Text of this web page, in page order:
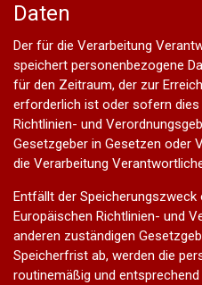
Daten
Der für die Verarbeitung
speichert personenbezogene
für den Zeitraum, der zur
erforderlich ist oder sofern dies
Richtlinien- und
Gesetzgeber in Gesetzen oder
die Verarbeitung
Entfällt der
Europäischen Richtlinien- und
anderen zuständigen
Speicherfrist ab, werden die
routinemäßig und